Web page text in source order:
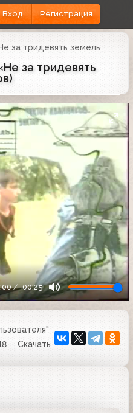
Вход Регистрация
за тридевять земель
за тридевять
00:25
Скачать